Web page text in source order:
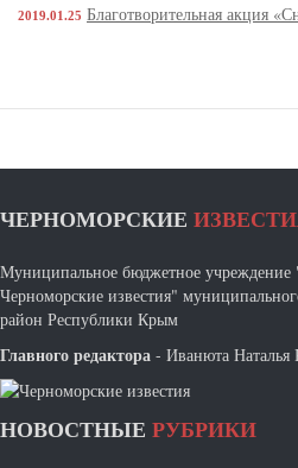
2019.01.25 Благотворительная акция
ЧЕРНОМОРСКИЕ
Муниципальное бюджетное учреждение
Черноморские известия"
район Республики Крым
Главного редактора - Иванюта Наталья
НОВОСТНЫЕ РУБРИКИ